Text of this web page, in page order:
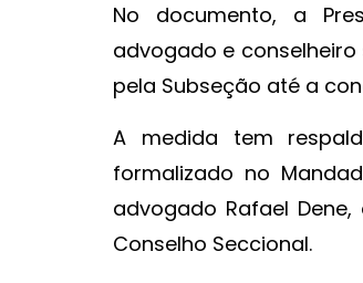
No documento, a
advogado e conselheiro
pela Subseção até a
A medida tem
formalizado no
advogado Rafael
Conselho Seccional.